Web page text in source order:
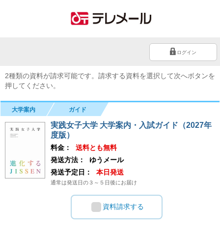
ログイン
2種類の資料が請求可能です。請求する資料を選択して次へボタンを
押してください。
大学案内 ガイド
実践女子大学 大学案内・入試ガイド（2027年
度版）
料金：
送料とも無料
発送方法：
ゆうメール
発送予定日：
本日発送
通常は発送日の３～５日後にお届け
資料請求する